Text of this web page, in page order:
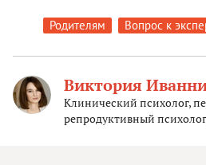
Родителям Вопрос к
Виктория
Клинический психолог,
репродуктивный